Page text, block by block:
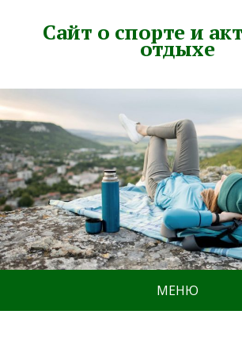
Сайт о спорте и
отдыхе
МЕНЮ